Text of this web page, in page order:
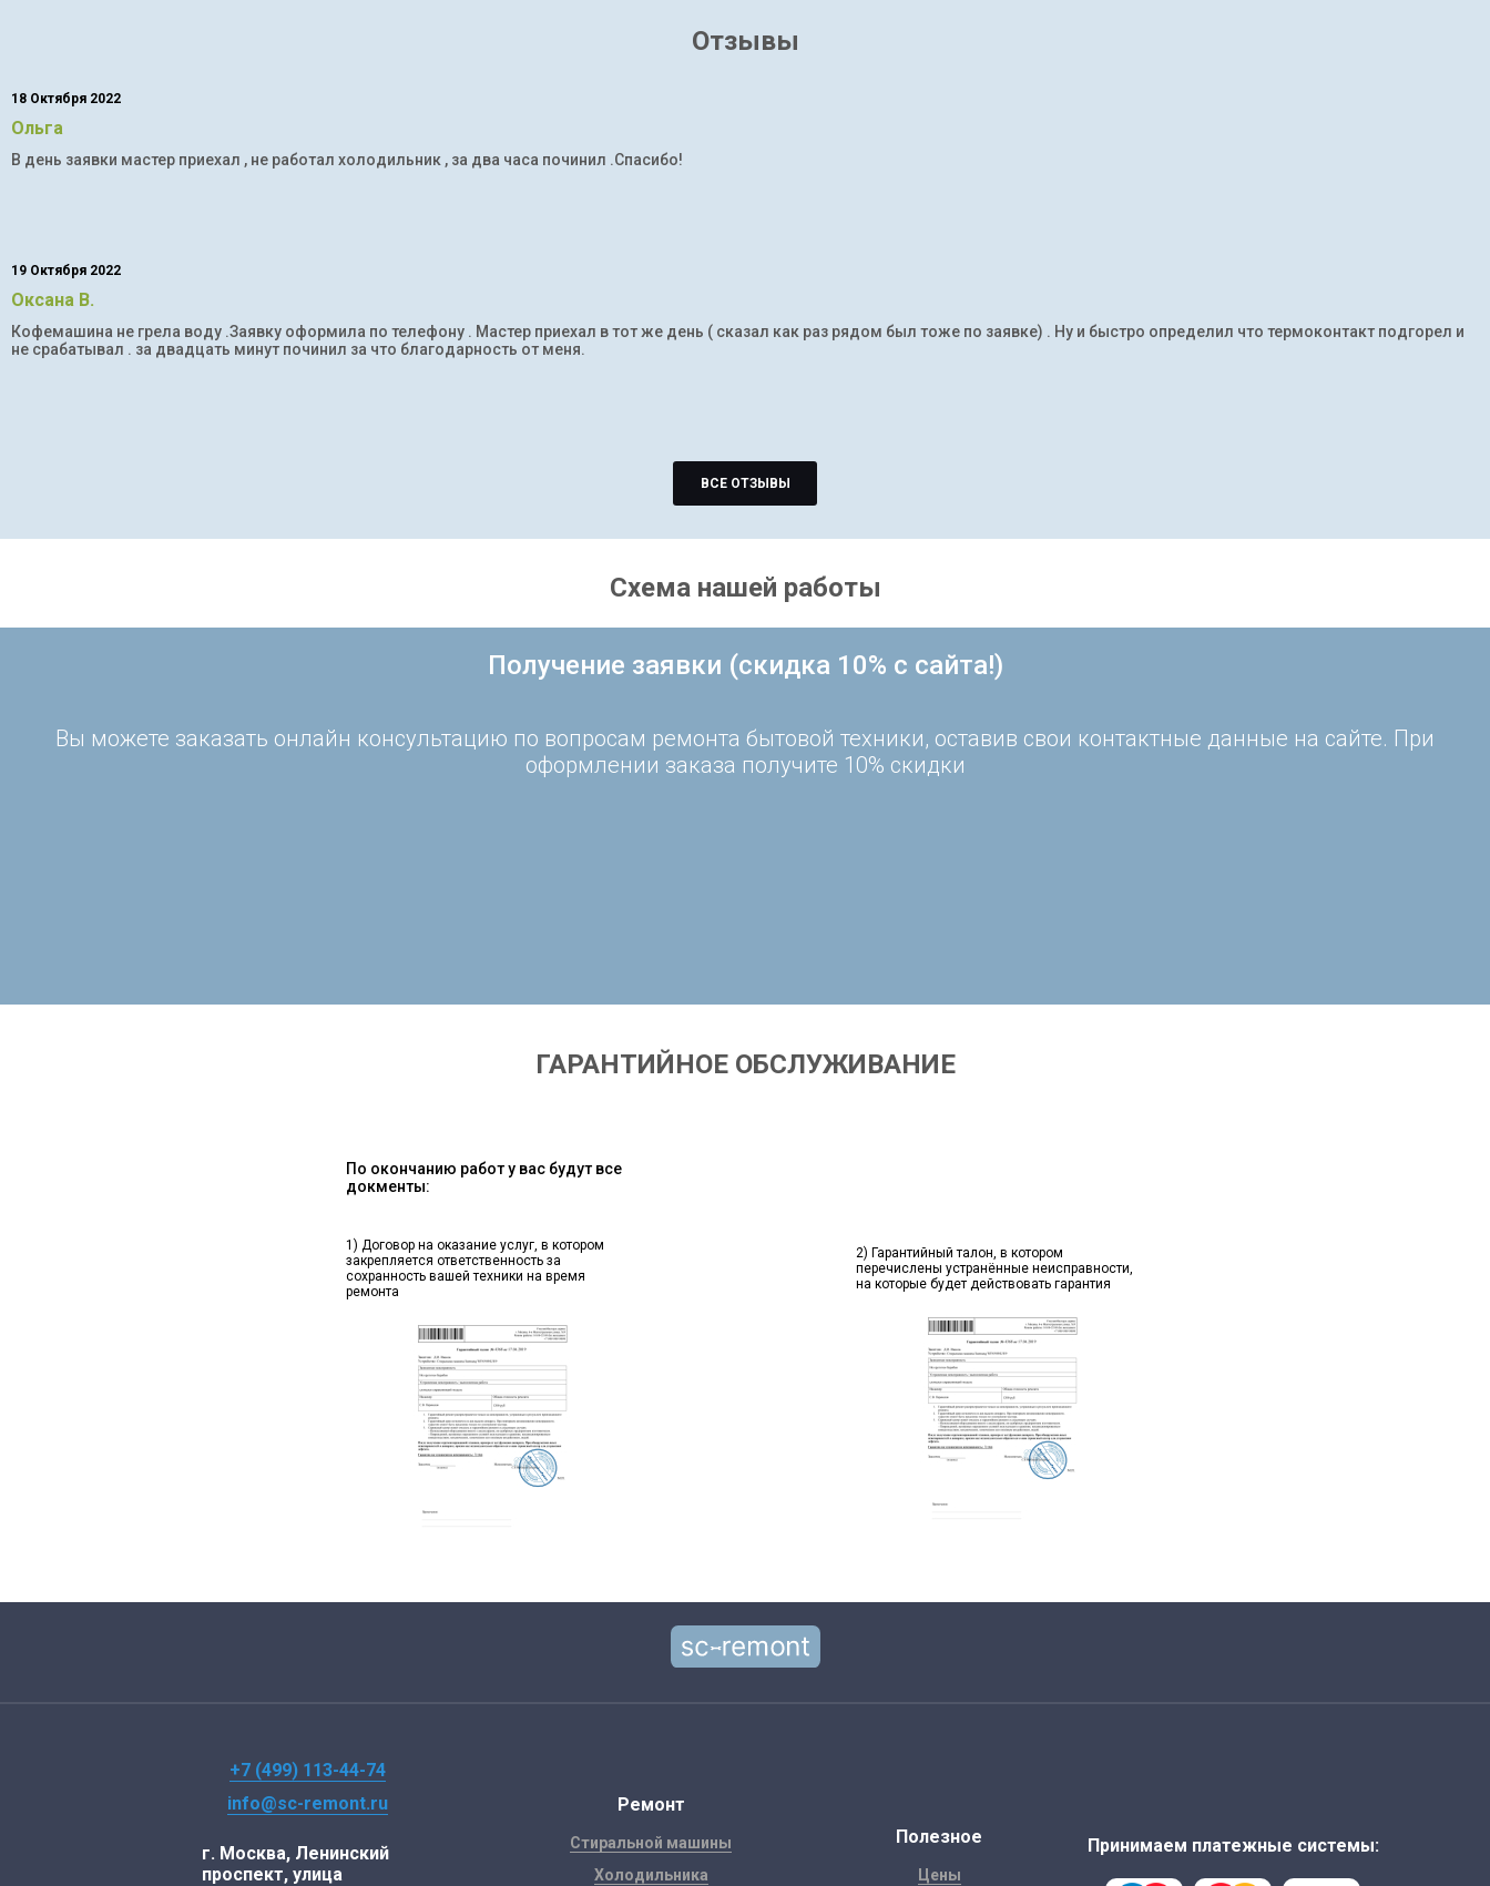
Отзывы
18 Октября 2022
Ольга
В день заявки мастер приехал , не работал холодильник , за два часа починил .Спасибо!
19 Октября 2022
Оксана В.
Кофемашина не грела воду .Заявку оформила по телефону . Мастер приехал в тот же день ( сказал как раз рядом был тоже по заявке) . Ну и быстро определил что термоконтакт подгорел и
не срабатывал . за двадцать минут починил за что благодарность от меня.
ВСЕ ОТЗЫВЫ
Схема нашей работы
Получение заявки (скидка 10% с сайта!)
Вы можете заказать онлайн консультацию по вопросам ремонта бытовой техники, оставив свои контактные данные на сайте. При
оформлении заказа получите 10% скидки
ГАРАНТИЙНОЕ ОБСЛУЖИВАНИЕ
По окончанию работ у вас будут все
докменты:
1) Договор на оказание услуг, в котором
закрепляется ответственность за
сохранность вашей техники на время
ремонта
2) Гарантийный талон, в котором
перечислены устранённые неисправности,
на которые будет действовать гарантия
+7 (499) 113-44-74
info@sc-remont.ru
г. Москва, Ленинский
проспект, улица
Ремонт
Стиральной машины
Холодильника
Полезное
Цены
Принимаем платежные системы: